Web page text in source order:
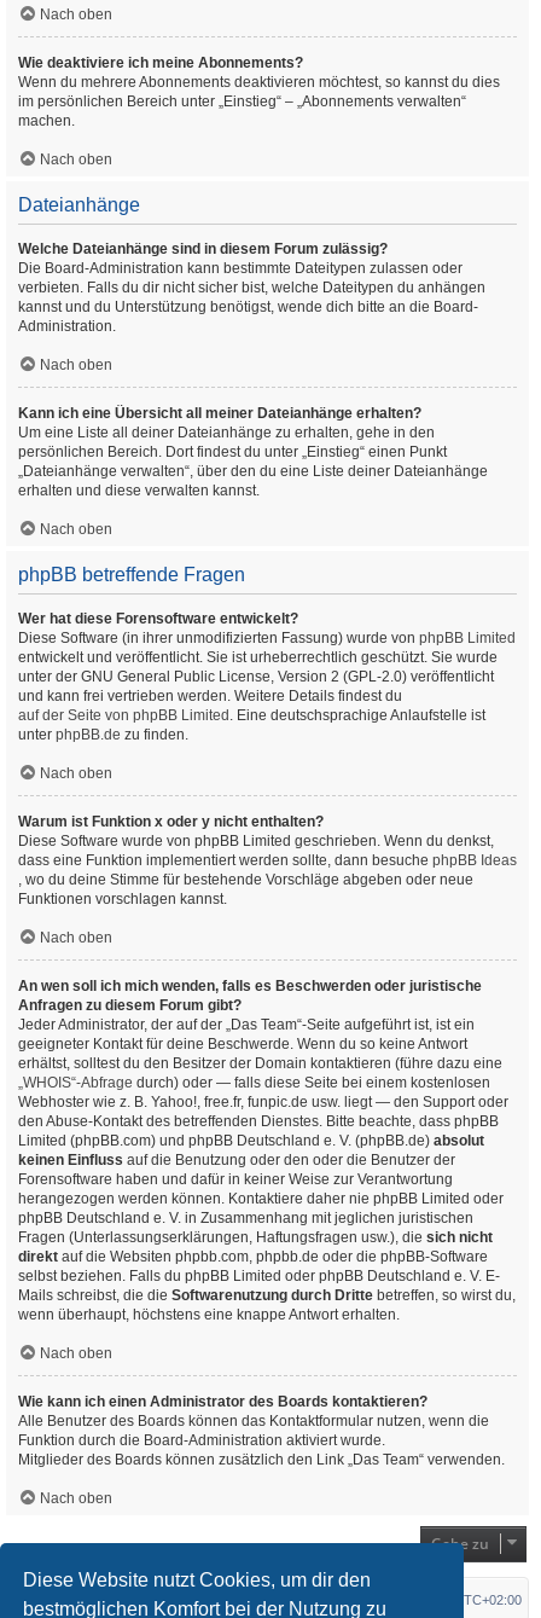
Diese Website nutzt Cookies, um dir den
bestmöglichen Komfort bei der Nutzung zu
Nach oben
Wie deaktiviere ich meine Abonnements?
Wenn du mehrere Abonnements deaktivieren möchtest, so kannst du dies
im persönlichen Bereich unter „Einstieg“ – „Abonnements verwalten“
machen.
Nach oben
Dateianhänge
Welche Dateianhänge sind in diesem Forum zulässig?
Die Board-Administration kann bestimmte Dateitypen zulassen oder
verbieten. Falls du dir nicht sicher bist, welche Dateitypen du anhängen
kannst und du Unterstützung benötigst, wende dich bitte an die Board-
Administration.
Nach oben
Kann ich eine Übersicht all meiner Dateianhänge erhalten?
Um eine Liste all deiner Dateianhänge zu erhalten, gehe in den
persönlichen Bereich. Dort findest du unter „Einstieg“ einen Punkt
„Dateianhänge verwalten“, über den du eine Liste deiner Dateianhänge
erhalten und diese verwalten kannst.
Nach oben
phpBB betreffende Fragen
Wer hat diese Forensoftware entwickelt?
Diese Software (in ihrer unmodifizierten Fassung) wurde von phpBB Limited
entwickelt und veröffentlicht. Sie ist urheberrechtlich geschützt. Sie wurde
unter der GNU General Public License, Version 2 (GPL-2.0) veröffentlicht
und kann frei vertrieben werden. Weitere Details findest du
auf der Seite von phpBB Limited . Eine deutschsprachige Anlaufstelle ist
unter phpBB.de zu finden.
Nach oben
Warum ist Funktion x oder y nicht enthalten?
Diese Software wurde von phpBB Limited geschrieben. Wenn du denkst,
dass eine Funktion implementiert werden sollte, dann besuche phpBB Ideas
, wo du deine Stimme für bestehende Vorschläge abgeben oder neue
Funktionen vorschlagen kannst.
Nach oben
An wen soll ich mich wenden, falls es Beschwerden oder juristische
Anfragen zu diesem Forum gibt?
Jeder Administrator, der auf der „Das Team“-Seite aufgeführt ist, ist ein
geeigneter Kontakt für deine Beschwerde. Wenn du so keine Antwort
erhältst, solltest du den Besitzer der Domain kontaktieren (führe dazu eine
„WHOIS“-Abfrage durch) oder — falls diese Seite bei einem kostenlosen
Webhoster wie z. B. Yahoo!, free.fr, funpic.de usw. liegt — den Support oder
den Abuse-Kontakt des betreffenden Dienstes. Bitte beachte, dass phpBB
Limited (phpBB.com) und phpBB Deutschland e. V. (phpBB.de) absolut
keinen Einfluss auf die Benutzung oder den oder die Benutzer der
Forensoftware haben und dafür in keiner Weise zur Verantwortung
herangezogen werden können. Kontaktiere daher nie phpBB Limited oder
phpBB Deutschland e. V. in Zusammenhang mit jeglichen juristischen
Fragen (Unterlassungserklärungen, Haftungsfragen usw.), die sich nicht
direkt auf die Websiten phpbb.com, phpbb.de oder die phpBB-Software
selbst beziehen. Falls du phpBB Limited oder phpBB Deutschland e. V. E-
Mails schreibst, die die Softwarenutzung durch Dritte betreffen, so wirst du,
wenn überhaupt, höchstens eine knappe Antwort erhalten.
Nach oben
Wie kann ich einen Administrator des Boards kontaktieren?
Alle Benutzer des Boards können das Kontaktformular nutzen, wenn die
Funktion durch die Board-Administration aktiviert wurde.
Mitglieder des Boards können zusätzlich den Link „Das Team“ verwenden.
Nach oben
Gehe zu
Startseite Foren-Übersicht UTC+02:00